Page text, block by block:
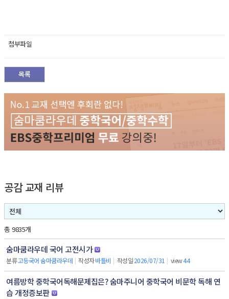
첨부파일
목록
공감 교재 리뷰
총 9835개
숨마쿰라우데 국어 고전시가
분류고등국어 숨마쿰라우데 | 작성자바틀비 | 작성일2026/07/31 | view44
여름방학 중학국어독해문제집은? 숨마주니어 중학국어 비문학 독해 연
습 개정증보판